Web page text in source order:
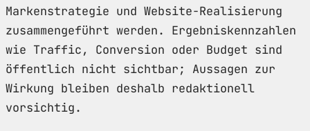
Markenstrategie und Website-Realisierung
zusammengeführt werden. Ergebniskennzahlen
wie Traffic, Conversion oder Budget sind
öffentlich nicht sichtbar; Aussagen zur
Wirkung bleiben deshalb redaktionell
vorsichtig.